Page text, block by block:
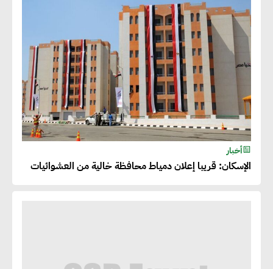
أخبار
الإسكان: قريبا إعلان دمياط محافظة خالية من العشوائيات